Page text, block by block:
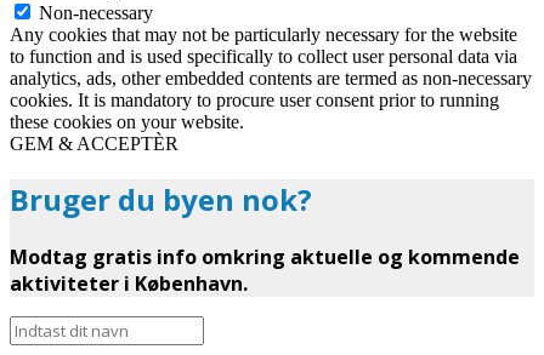
Non-necessary
Any cookies that may not be particularly necessary for the website
to function and is used specifically to collect user personal data via
analytics, ads, other embedded contents are termed as non-necessary
cookies. It is mandatory to procure user consent prior to running
these cookies on your website.
GEM & ACCEPTÈR
Bruger du byen nok?
Modtag gratis info omkring aktuelle og kommende
aktiviteter i København.